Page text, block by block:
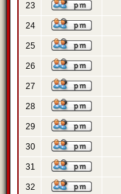
23
24
25
26
27
28
29
30
31
32